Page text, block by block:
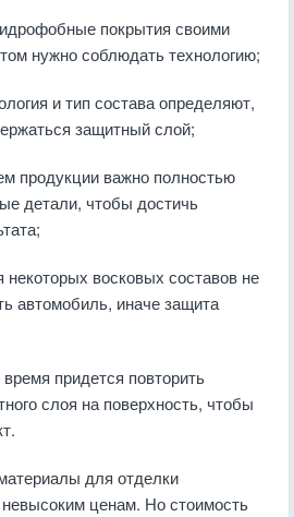
покрытия своими
нужно соблюдать технологию;
и тип состава определяют,
защитный слой;
продукции важно полностью
детали, чтобы достичь
некоторых восковых составов не
автомобиль, иначе защита
время придется повторить
слоя на поверхность, чтобы
для отделки
ценам. Но стоимость